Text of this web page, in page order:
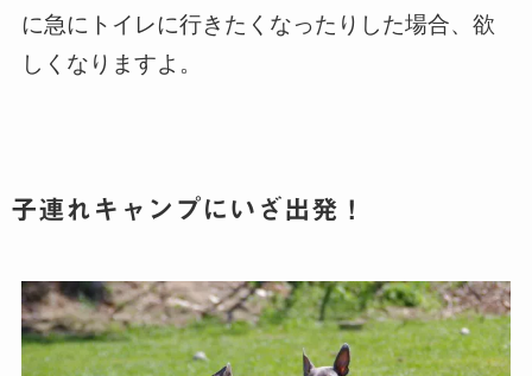
に急にトイレに行きたくなったりした場合、欲
しくなりますよ。
子連れキャンプにいざ出発！